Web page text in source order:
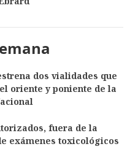
dos vialidades que
oriente y poniente de la
fuera de la
exámenes toxicológicos